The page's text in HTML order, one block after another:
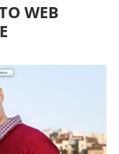
WEB